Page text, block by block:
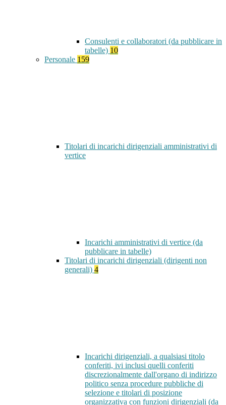
Consulenti e collaboratori (da pubblicare in
tabelle) 10
Personale 159
Titolari di incarichi dirigenziali amministrativi di
vertice
Incarichi amministrativi di vertice (da
pubblicare in tabelle)
Titolari di incarichi dirigenziali (dirigenti non
generali) 4
Incarichi dirigenziali, a qualsiasi titolo
conferiti, ivi inclusi quelli conferiti
discrezionalmente dall'organo di indirizzo
politico senza procedure pubbliche di
selezione e titolari di posizione
organizzativa con funzioni dirigenziali (da